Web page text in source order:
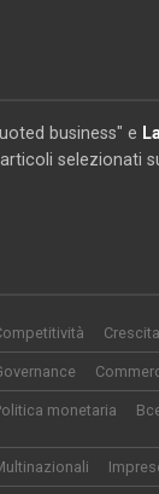
business" e
selezionati
Crescita
monetaria